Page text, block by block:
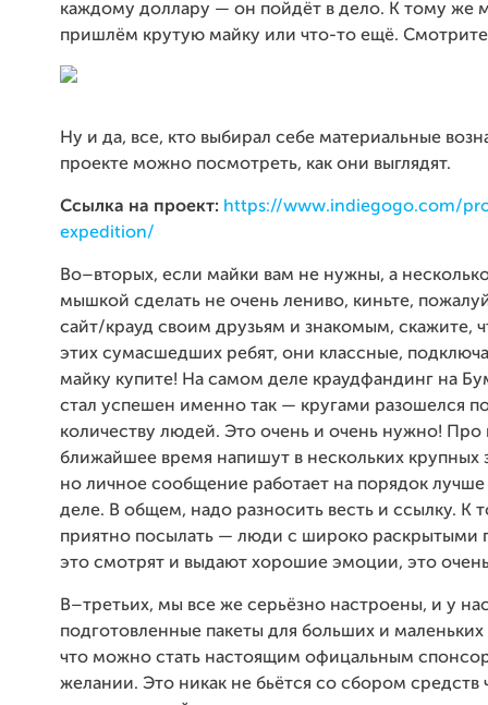
каждому доллару — он пойдёт в дело. К тому же
пришлём крутую майку или что-то ещё.
Ну и да, все, кто выбирал себе материальные
проекте можно посмотреть, как они выглядят.
Ссылка на проект: https://www.indiegogo.com/
expedition/
Во–вторых, если майки вам не нужны, а
мышкой сделать не очень лениво, киньте,
сайт/крауд своим друзьям и знакомым, скажите,
этих сумасшедших ребят, они классные,
майку купите! На самом деле краудфандинг на
стал успешен именно так — кругами разошелся
количеству людей. Это очень и очень нужно! Про
ближайшее время напишут в нескольких
но личное сообщение работает на порядок
деле. В общем, надо разносить весть и ссылку. К
приятно посылать — люди с широко раскрытыми
это смотрят и выдают хорошие эмоции, это
В–третьих, мы все же серьёзно настроены, и у
подготовленные пакеты для больших и
что можно стать настоящим офицальным
желании. Это никак не бьётся со сбором средств